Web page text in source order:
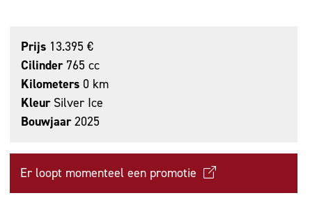
Prijs13.395 €
Cilinder765 cc
Kilometers0 km
KleurSilver Ice
Bouwjaar2025
Er loopt momenteel een promotie